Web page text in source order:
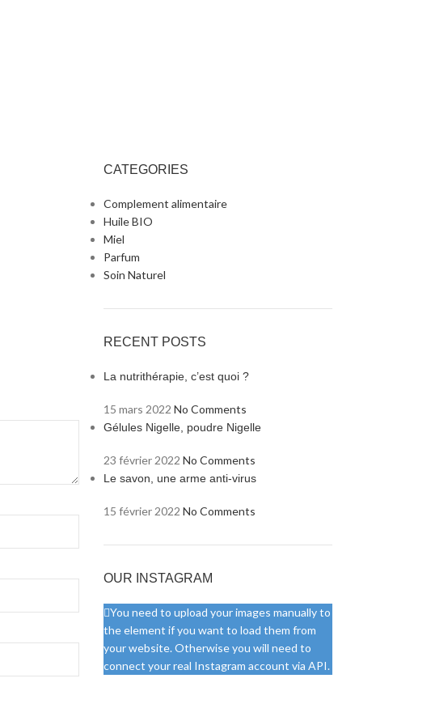
CATEGORIES
Complement alimentaire
Huile BIO
Miel
Parfum
Soin Naturel
RECENT POSTS
La nutrithérapie, c’est quoi ?
15 mars 2022 No Comments
Gélules Nigelle, poudre Nigelle
23 février 2022 No Comments
Le savon, une arme anti-virus
15 février 2022 No Comments
OUR INSTAGRAM
You need to upload your images manually to
the element if you want to load them from
your website. Otherwise you will need to
connect your real Instagram account via API.